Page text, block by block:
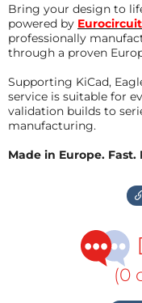
Bring your design to
powered by
professionally
through a proven
Supporting KiCad,
service is suitable for
validation builds to
manufacturing.
Made in Europe. Fast.
(0